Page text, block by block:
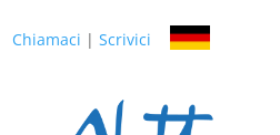
Chiamaci |Scrivici